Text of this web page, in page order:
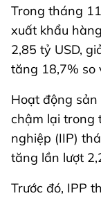
Trong tháng
xuất khẩu
2,85 tỷ USD,
tăng 18,7% so
Hoạt động
chậm lại trong
nghiệp (IIP)
tăng lần lượt
Trước đó, IPP